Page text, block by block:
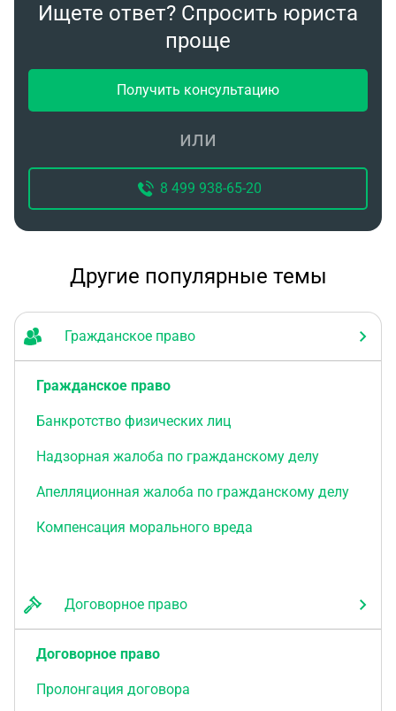
Ищете ответ? Спросить юриста
проще
Получить консультацию
или
8 499 938-65-20
Другие популярные темы
Гражданское право
Гражданское право
Банкротство физических лиц
Надзорная жалоба по гражданскому делу
Апелляционная жалоба по гражданскому делу
Компенсация морального вреда
Договорное право
Договорное право
Пролонгация договора